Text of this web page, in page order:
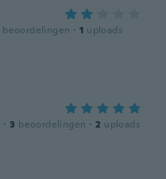
beoordelingen · 1 uploads
· 3 beoordelingen · 2 uploads